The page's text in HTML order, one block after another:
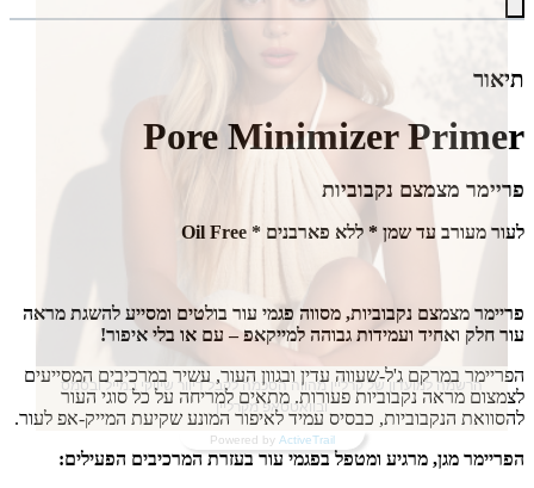
תיאור
Pore Minimizer Primer
פריימר מצמצם נקבוביות
לעור מעורב עד שמן * ללא פארבנים * Oil Free
פריימר מצמצם נקבוביות, מסווה פגמי עור בולטים ומסייע להשגת מראה
עור חלק ואחיד ועמידות גבוהה למייקאפ – עם או בלי איפור!
הפריימר במרקם ג'ל-שעווה עדין ובגוון העור, עשיר במרכיבים המסייעים
לצמצום מראה נקבוביות פעורות. מתאים למריחה על כל סוגי העור
להסוואת הנקבוביות, כבסיס עמיד לאיפור המונע שקיעת המייק-אפ לעור.
הפריימר מגן, מרגיע ומטפל בפגמי עור בעזרת המרכיבים הפעילים:
הרשמה למועדון של קרליין מהווה הסכמה לקבל דיוור שיווקי במייל ובסמס
ובוואטסאפ מקרליין
Powered by ActiveTrail